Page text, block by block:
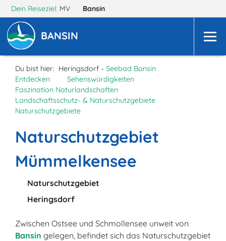
Dein Reiseziel: MV Bansin
BANSIN
Du bist hier: Heringsdorf - Seebad Bansin
Entdecken
Sehenswürdigkeiten
Faszination Naturlandschaften
Landschaftsschutz- & Naturschutzgebiete
Naturschutzgebiete
Naturschutzgebiet
Mümmelkensee
Naturschutzgebiet
Heringsdorf
Zwischen Ostsee und Schmollensee unweit von
Bansin gelegen, befindet sich das Naturschutzgebiet